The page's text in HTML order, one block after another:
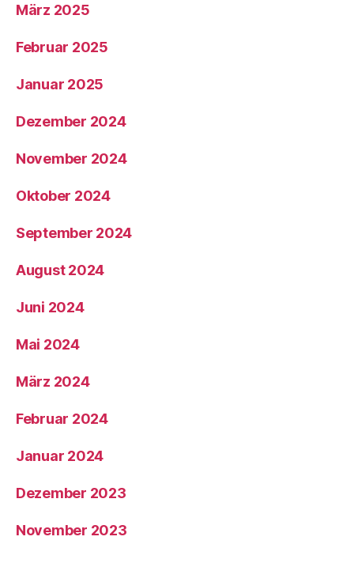
März 2025
Februar 2025
Januar 2025
Dezember 2024
November 2024
Oktober 2024
September 2024
August 2024
Juni 2024
Mai 2024
März 2024
Februar 2024
Januar 2024
Dezember 2023
November 2023